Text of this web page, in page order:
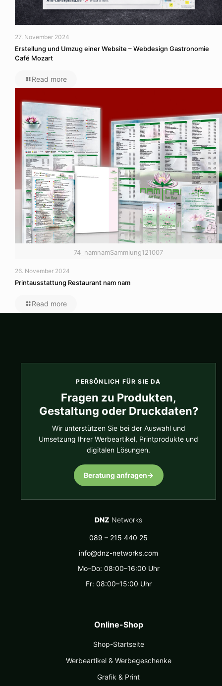
27. November 2024
Erstellung und Umzug einer Website – Webdesign Gastronomie
Café Mozart
Read more
74_namnamSammlung121007
26. November 2024
Printausstattung Restaurant nam nam
Read more
PERSÖNLICH FÜR SIE DA
Fragen zu Produkten,
Gestaltung oder Druckdaten?
Wir unterstützen Sie bei der Auswahl und
Umsetzung Ihrer Werbeartikel, Printprodukte und
digitalen Lösungen.
Beratung anfragen→
DNZ Networks
089 – 215 440 25
info@dnz-networks.com
Mo–Do: 08:00–16:00 Uhr
Fr: 08:00–15:00 Uhr
Online-Shop
Shop-Startseite
Werbeartikel & Werbegeschenke
Grafik & Print